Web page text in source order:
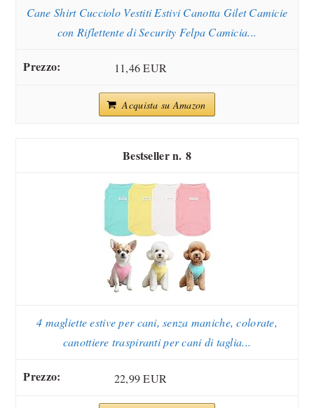
Cane Shirt Cucciolo Vestiti Estivi Canotta Gilet Camicie
con Riflettente di Security Felpa Camicia...
11,46 EUR
Acquista su Amazon
8
4 magliette estive per cani, senza maniche, colorate,
canottiere traspiranti per cani di taglia...
22,99 EUR